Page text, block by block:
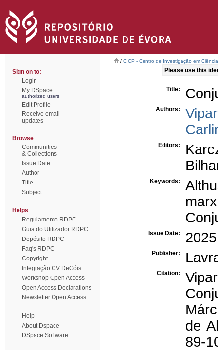
Sign on to:
Login
My DSpace
authorized users
Edit Profile
Receive email
updates
Browse
Communities
& Collections
Issue Date
Author
Title
Subject
Helps
Regulamento RDPC
Guia do Utilizador RDPC
Depósito RDPC
Faq's RDPC
Copyright
Integração CV DeGóis
Workshop Open Access
Open Access Declarations
Newsletter Open Access
Help
About Dspace
DSpace Software
/ CICP - Centro de Investigação em
Please use this
Title:
Authors:
Editors:
Keywords:
Issue Date: 2025
Publisher:
Citation:
de
89-